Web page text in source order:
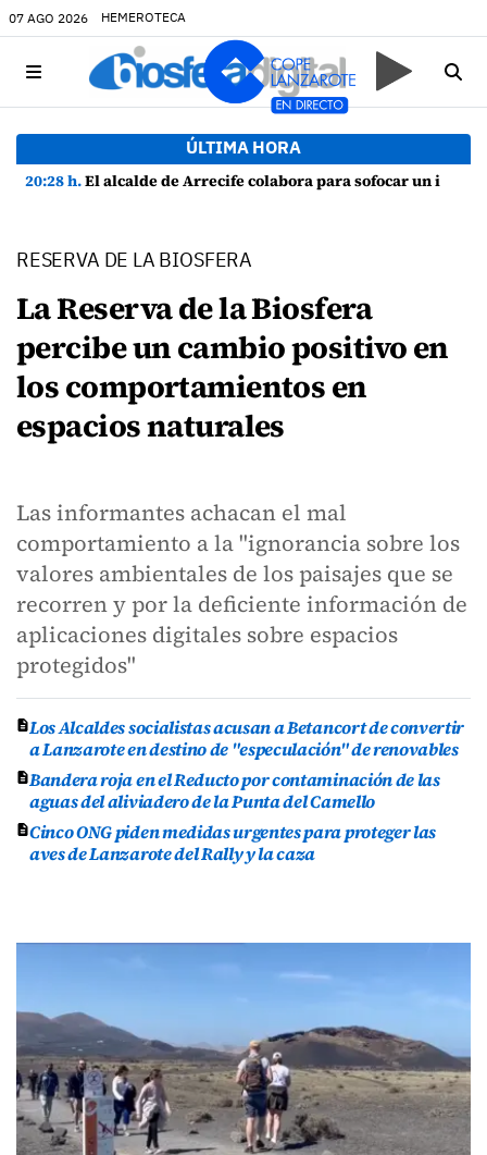
07 AGO 2026 HEMEROTECA
ÚLTIMA HORA
20:28 h.El alcalde de Arrecife colabora para sofocar un incendio en una vivienda de Playa Honda
RESERVA DE LA BIOSFERA
La Reserva de la Biosfera
percibe un cambio positivo en
los comportamientos en
espacios naturales
Las informantes achacan el mal
comportamiento a la "ignorancia sobre los
valores ambientales de los paisajes que se
recorren y por la deficiente información de
aplicaciones digitales sobre espacios
protegidos"
Los Alcaldes socialistas acusan a Betancort de convertir
a Lanzarote en destino de "especulación" de renovables
Bandera roja en el Reducto por contaminación de las
aguas del aliviadero de la Punta del Camello
Cinco ONG piden medidas urgentes para proteger las
aves de Lanzarote del Rally y la caza